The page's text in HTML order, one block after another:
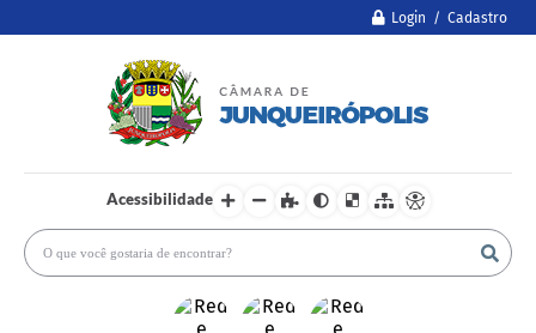
Login / Cadastro
Acessibilidade